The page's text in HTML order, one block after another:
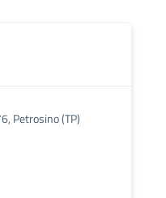
Petrosino (TP)